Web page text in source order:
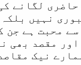
لگانے
نہیں
سے محبت ہے جن
مقصد بھی
نیک